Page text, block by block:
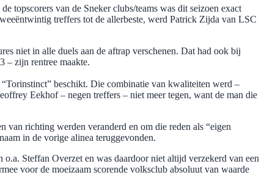
topscorers van de Sneker clubs/teams was dit seizoen exact
treffers tot de allerbeste, werd Patrick Zijda van LSC
niet in alle duels aan de aftrap verschenen. Dat had ook bij
– zijn rentree maakte.
beschikt. Die combinatie van kwaliteiten werd –
Eekhof – negen treffers – niet meer tegen, want de man die
richting werden veranderd en om die reden als “eigen
in de vorige alinea teruggevonden.
Steffan Overzet en was daardoor niet altijd verzekerd van een
voor de moeizaam scorende volksclub absoluut van waarde